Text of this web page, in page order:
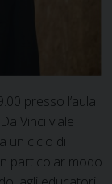
presso l’aula
Vinci viale
un ciclo di
particolar modo